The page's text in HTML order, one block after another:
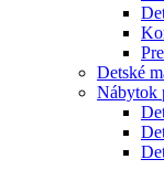
Detské
Nábytok